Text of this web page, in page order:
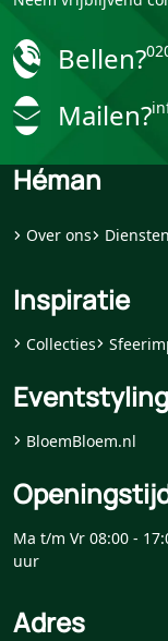
Bellen?
Mailen?
Héman
Over ons Diensten
Inspiratie
Collecties
Eventstyling
BloemBloem.nl
Ma t/m Vr 08:00 -
uur
Adres